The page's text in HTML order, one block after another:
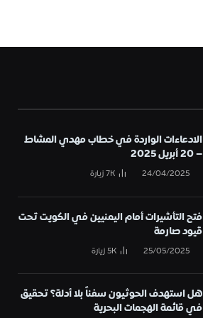
الادعاءات الواردة في خطاب مهدي المشاط
– 20 أبريل 2025
24/04/2025
7Kزيارة
فتح التأشيرات أمام اليمنيين في الكويت تحت
قيود صارمة
25/05/2025
5Kزيارة
هل استهدف الحوثيون سفناً بلا أدلة؟ تحقيق
في قائمة الهجمات البحرية